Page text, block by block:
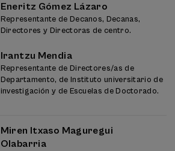
Eneritz Gómez Lázaro
Representante de Decanos, Decanas,
Directores y Directoras de centro.
Irantzu Mendia
Representante de Directores/as de
Departamento, de Instituto universitario de
investigación y de Escuelas de Doctorado.
Miren Itxaso Maguregui
Olabarria